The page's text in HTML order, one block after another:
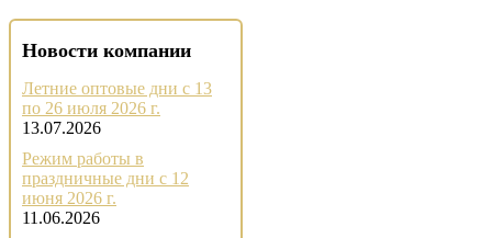
Новости компании
Летние оптовые дни с 13
по 26 июля 2026 г.
13.07.2026
Режим работы в
праздничные дни с 12
июня 2026 г.
11.06.2026